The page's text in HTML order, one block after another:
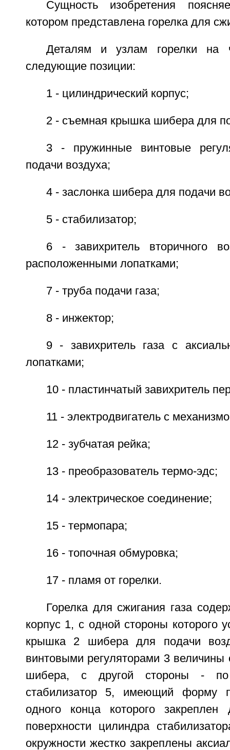
Сущность изобретения
котором представлена горелка для
Деталям и узлам горелки на
следующие позиции:
1 - цилиндрический корпус;
2 - съемная крышка шибера для
3 - пружинные винтовые
подачи воздуха;
4 - заслонка шибера для подачи
5 - стабилизатор;
6 - завихритель вторичного
расположенными лопатками;
7 - труба подачи газа;
8 - инжектор;
9 - завихритель газа с
лопатками;
10 - пластинчатый завихритель
11 - электродвигатель с
12 - зубчатая рейка;
13 - преобразователь термо-эдс;
14 - электрическое соединение;
15 - термопара;
16 - топочная обмуровка;
17 - пламя от горелки.
Горелка для сжигания газа
корпус 1, с одной стороны которого
крышка 2 шибера для подачи
винтовыми регуляторами 3 величины
шибера, с другой стороны - по
стабилизатор 5, имеющий форму
одного конца которого
поверхности цилиндра
окружности жестко закреплены